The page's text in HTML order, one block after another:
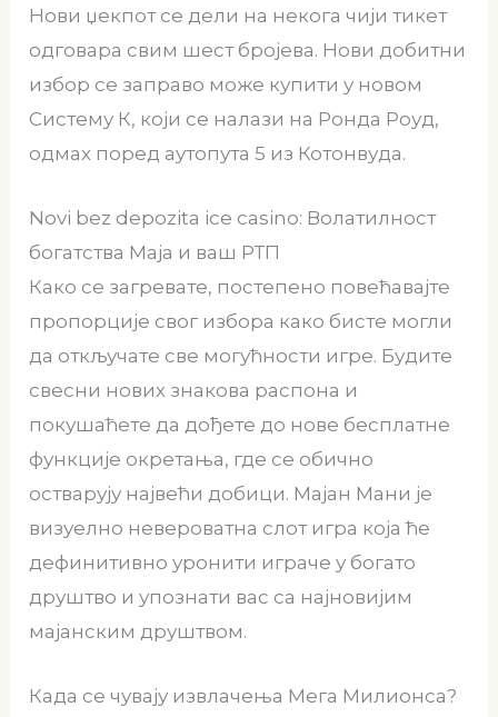
Нови џекпот се дели на некога чији тикет
одговара свим шест бројева. Нови добитни
избор се заправо може купити у новом
Систему К, који се налази на Ронда Роуд,
одмах поред аутопута 5 из Котонвуда.
Novi bez depozita ice casino: Волатилност
богатства Маја и ваш РТП
Како се загревате, постепено повећавајте
пропорције свог избора како бисте могли
да откључате све могућности игре. Будите
свесни нових знакова распона и
покушаћете да дођете до нове бесплатне
функције окретања, где се обично
остварују највећи добици. Мајан Мани је
визуелно невероватна слот игра која ће
дефинитивно уронити играче у богато
друштво и упознати вас са најновијим
мајанским друштвом.
Када се чувају извлачења Мега Милионса?